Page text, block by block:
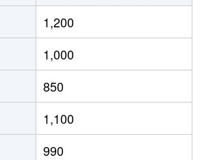
1,200
1,000
850
1,100
990